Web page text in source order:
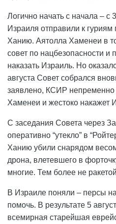
Логично начать с начала – с
Израиля отправили к
Ханию. Аятолла Хаменеи в
совет по нацбезопасности и
наказать Израиль. Но
августа Совет собрался
заявлено, КСИР непременно
Хаменеи и жестоко накажет
С заседания Совета через
оперативно “утекло” в
Ханию убили снарядом
дрона, влетевшего в
многие. Тем более не
В Израиле поняли – персы
помочь. В результате 5
всемирная старейшая